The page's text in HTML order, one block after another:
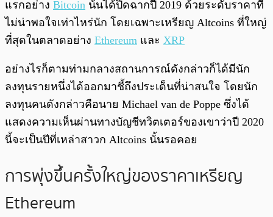
แรกอย่าง Bitcoin น้ันได้ปิดฉากปี 2019 ด้วยระดับราคาที่
ไม่น่าพอใจเท่าไหร่นัก โดยเฉพาะเหรียญ Altcoins ที่ใหญ่
ที่สุดในตลาดอย่าง Ethereum และ XRP
อย่างไรก็ตามท่ามกลางสถานการณ์ดังกล่าวก็ได้มีนัก
ลงทุนรายหนึ่งได้ออกมาชี้ถึงประเด็นที่น่าสนใจ โดยนัก
ลงทุนคนดังกล่าวคือนาย Michael van de Poppe ซึ่งได้
แสดงความเห็นผ่านทางบัญชีทวิตเตอร์ของเขาว่าปี 2020
นี้จะเป็นปีที่เหล่าสาวก Altcoins นั้นรอคอย
การพุ่งขึ้นครั้งใหญ่ของราคาเหรียญ
Ethereum